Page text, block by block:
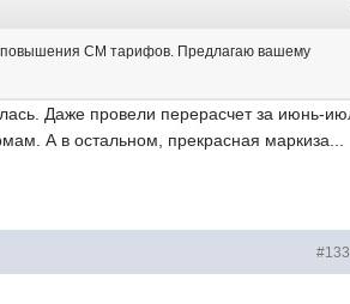
повышения СМ тарифов. Предлагаю вашему
Даже провели перерасчет за июнь-
А в остальном, прекрасная маркиза...